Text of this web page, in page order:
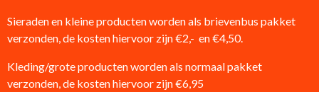
Sieraden en kleine producten worden als brievenbus pakket
verzonden, de kosten hiervoor zijn €2,- en €4,50.
Kleding/grote producten worden als normaal pakket
verzonden, de kosten hiervoor zijn €6,95